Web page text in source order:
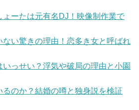
ょーたは元有名DJ！映像制作業で
ない驚きの理由！恋多き女と呼ばれ
っせい？浮気や破局の理由と小園
るのか？結婚の噂と独身説を検証